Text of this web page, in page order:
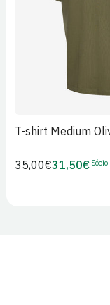
T-shirt Medium
Preço
35,00€Preço
31,50€ Sócio